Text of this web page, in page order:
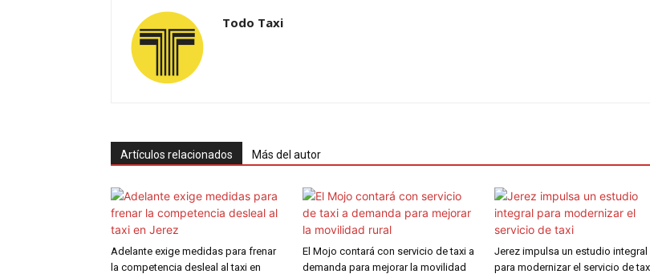
Todo Taxi
Artículos relacionados Más del autor
Adelante exige medidas para frenar
la competencia desleal al taxi en
El Mojo contará con servicio de taxi a
demanda para mejorar la movilidad
Jerez impulsa un estudio integral
para modernizar el servicio de